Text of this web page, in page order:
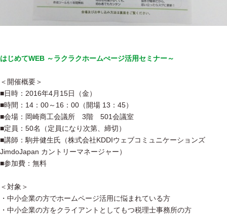
はじめてWEB ～ラクラクホームぺージ活用セミナー～
＜開催概要＞
■日時：2016年4月15日（金）
■時間：14：00～16：00（開場 13：45）
■会場：岡崎商工会議所 3階 501会議室
■定員：50名（定員になり次第、締切）
■講師：駒井健生氏（株式会社KDDIウェブコミュニケーションズ
JimdoJapan カントリーマネージャー）
■参加費：無料
＜対象＞
・中小企業の方でホームページ活用に悩まれている方
・中小企業の方をクライアントとしてもつ税理士事務所の方